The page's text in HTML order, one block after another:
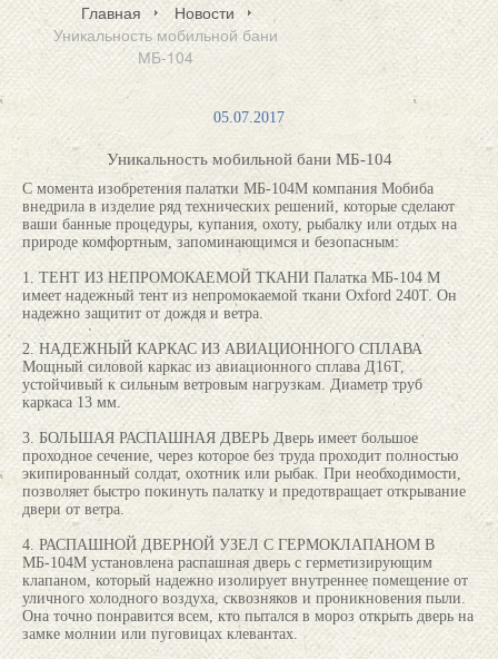
Главная
Новости
Уникальность мобильной бани
МБ-104
05.07.2017
Уникальность мобильной бани МБ-104
С момента изобретения палатки МБ-104М компания Мобиба
внедрила в изделие ряд технических решений, которые сделают
ваши банные процедуры, купания, охоту, рыбалку или отдых на
природе комфортным, запоминающимся и безопасным:
1. ТЕНТ ИЗ НЕПРОМОКАЕМОЙ ТКАНИ Палатка МБ-104 М
имеет надежный тент из непромокаемой ткани Oxford 240Т. Он
надежно защитит от дождя и ветра.
2. НАДЕЖНЫЙ КАРКАС ИЗ АВИАЦИОННОГО СПЛАВА
Мощный силовой каркас из авиационного сплава Д16Т,
устойчивый к сильным ветровым нагрузкам. Диаметр труб
каркаса 13 мм.
3. БОЛЬШАЯ РАСПАШНАЯ ДВЕРЬ Дверь имеет большое
проходное сечение, через которое без труда проходит полностью
экипированный солдат, охотник или рыбак. При необходимости,
позволяет быстро покинуть палатку и предотвращает открывание
двери от ветра.
4. РАСПАШНОЙ ДВЕРНОЙ УЗЕЛ С ГЕРМОКЛАПАНОМ В
МБ-104М установлена распашная дверь с герметизирующим
клапаном, который надежно изолирует внутреннее помещение от
уличного холодного воздуха, сквозняков и проникновения пыли.
Она точно понравится всем, кто пытался в мороз открыть дверь на
замке молнии или пуговицах клевантах.